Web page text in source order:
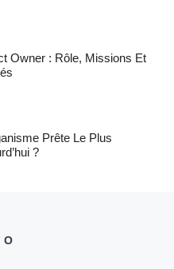
Owner : Rôle, Missions Et
Prête Le Plus
?